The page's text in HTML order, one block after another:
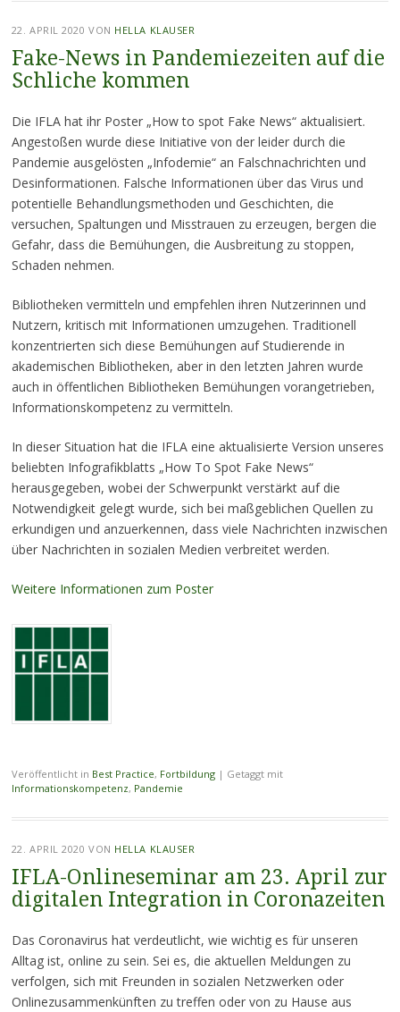
22. APRIL 2020 VON HELLA KLAUSER
Fake-News in Pandemiezeiten auf die
Schliche kommen
Die IFLA hat ihr Poster „How to spot Fake News“ aktualisiert.
Angestoßen wurde diese Initiative von der leider durch die
Pandemie ausgelösten „Infodemie“ an Falschnachrichten und
Desinformationen. Falsche Informationen über das Virus und
potentielle Behandlungsmethoden und Geschichten, die
versuchen, Spaltungen und Misstrauen zu erzeugen, bergen die
Gefahr, dass die Bemühungen, die Ausbreitung zu stoppen,
Schaden nehmen.
Bibliotheken vermitteln und empfehlen ihren Nutzerinnen und
Nutzern, kritisch mit Informationen umzugehen. Traditionell
konzentrierten sich diese Bemühungen auf Studierende in
akademischen Bibliotheken, aber in den letzten Jahren wurde
auch in öffentlichen Bibliotheken Bemühungen vorangetrieben,
Informationskompetenz zu vermitteln.
In dieser Situation hat die IFLA eine aktualisierte Version unseres
beliebten Infografikblatts „How To Spot Fake News“
herausgegeben, wobei der Schwerpunkt verstärkt auf die
Notwendigkeit gelegt wurde, sich bei maßgeblichen Quellen zu
erkundigen und anzuerkennen, dass viele Nachrichten inzwischen
über Nachrichten in sozialen Medien verbreitet werden.
Weitere Informationen zum Poster
Veröffentlicht in Best Practice, Fortbildung | Getaggt mit
Informationskompetenz, Pandemie
22. APRIL 2020 VON HELLA KLAUSER
IFLA-Onlineseminar am 23. April zur
digitalen Integration in Coronazeiten
Das Coronavirus hat verdeutlicht, wie wichtig es für unseren
Alltag ist, online zu sein. Sei es, die aktuellen Meldungen zu
verfolgen, sich mit Freunden in sozialen Netzwerken oder
Onlinezusammenkünften zu treffen oder von zu Hause aus